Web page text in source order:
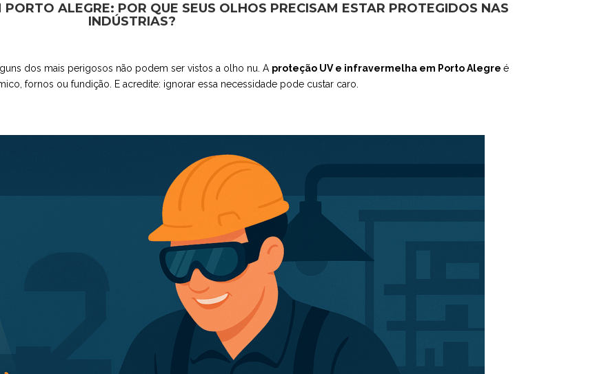
ALEGRE: POR QUE SEUS OLHOS PRECISAM ESTAR PROTEGIDOS NAS
INDÚSTRIAS?
dos mais perigosos não podem ser vistos a olho nu. A proteção UV e infravermelha em Porto Alegre é
fornos ou fundição. E acredite: ignorar essa necessidade pode custar caro.